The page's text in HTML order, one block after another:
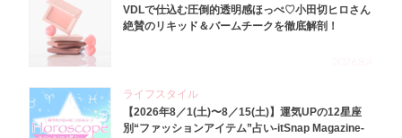
VDLで仕込む圧倒的透明感ほっぺ♡小田切ヒロさん
絶賛のリキッド＆バームチークを徹底解剖！
ライフスタイル
【2026年8／1(土)〜8／15(土)】運気UPの12星座
別“ファッションアイテム”占い-itSnap Magazine-